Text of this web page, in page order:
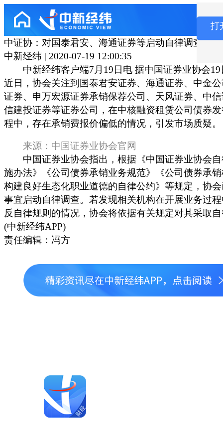
中证协：对国泰君安、海通证券等启动自律调查
中新经纬 | 2020-07-19 12:00:35
中新经纬客户端7月19日电 据中国证券业协会19
近日，协会关注到国泰君安证券、海通证券、中金
证券、申万宏源证券承销保荐公司、天风证券、中
信建投证券等证券公司，在中核融资租赁公司债券
程中，存在承销费报价偏低的情况，引发市场质疑。
来源：中国证券业协会官网
中国证券业协会指出，根据《中国证券业协会自
施办法》《公司债券承销业务规范》《公司债券承
构建良好生态化职业道德的自律公约》等规定，协
事宜启动自律调查。若发现相关机构在开展业务过
反自律规则的情况，协会将依据有关规定对其采取
(中新经纬APP)
责任编辑：冯方
打